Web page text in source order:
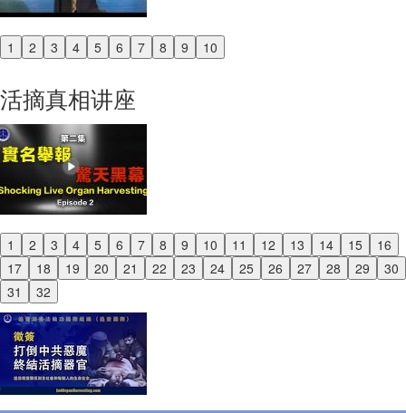
1 2 3 4 5 6 7 8 9 10
Previous
活摘真相讲座
1 2 3 4 5 6 7 8 9 10 11 12 13 14 15
16
17
18 19 20 21 22 23 24 25 26 27 28 29
30
31
32
Previous
Next